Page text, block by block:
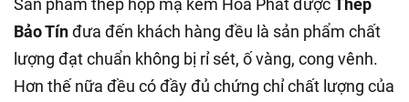
Bảo Tínđưa đến khách hàng đều là sản phẩm chất
lượng đạt chuẩn không bị rỉ sét, ố vàng, cong vênh.
Hơn thế nữa đều có đầy đủ chứng chỉ chất lượng của